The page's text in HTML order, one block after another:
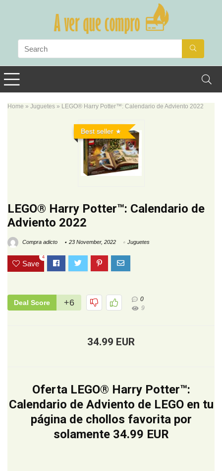
Home » Juguetes » LEGO® Harry Potter™: Calendario de Adviento 2022
Best seller
LEGO® Harry Potter™: Calendario de
Adviento 2022
Compra adicto 23 November, 2022 Juguetes
Save
4
Deal Score +6
0
9
34.99 EUR
Oferta LEGO® Harry Potter™:
Calendario de Adviento de LEGO en tu
página de chollos favorita por
solamente 34.99 EUR